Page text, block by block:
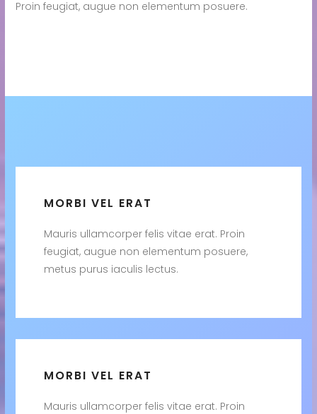
Proin feugiat, augue non elementum posuere.
MORBI VEL ERAT
Mauris ullamcorper felis vitae erat. Proin
feugiat, augue non elementum posuere,
metus purus iaculis lectus.
MORBI VEL ERAT
Mauris ullamcorper felis vitae erat. Proin